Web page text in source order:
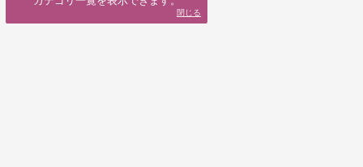
閉じる